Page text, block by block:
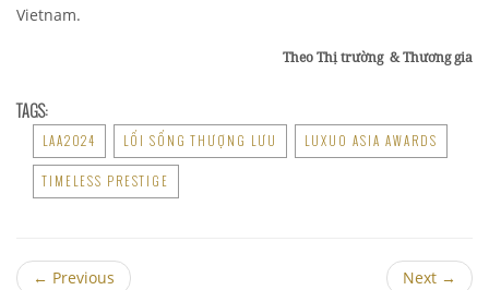
Vietnam.
Theo Thị trường & Thương gia
TAGS:
LAA2024 LỐI SỐNG THƯỢNG LƯU LUXUO ASIA AWARDS
TIMELESS PRESTIGE
← Previous Next →